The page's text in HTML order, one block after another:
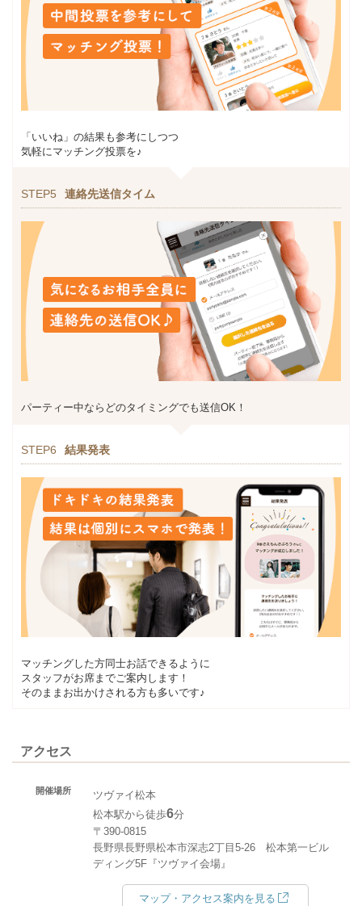
「いいね」の結果も参考にしつつ
気軽にマッチング投票を♪
STEP5 連絡先送信タイム
パーティー中ならどのタイミングでも送信OK！
STEP6 結果発表
マッチングした方同士お話できるように
スタッフがお席までご案内します！
そのままお出かけされる方も多いです♪
アクセス
開催場所
ツヴァイ松本
松本駅から徒歩6分
〒390-0815
長野県長野県松本市深志2丁目5-26 松本第一ビル
ディング5F『ツヴァイ会場』
マップ・アクセス案内を見る